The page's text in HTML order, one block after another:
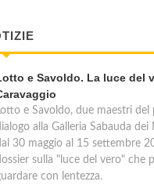
e Savoldo. La luce del
e Savoldo, due maestri
alla Galleria Sabauda dei
30 maggio al 15 settembre
sulla "luce del vero" che
con lentezza.